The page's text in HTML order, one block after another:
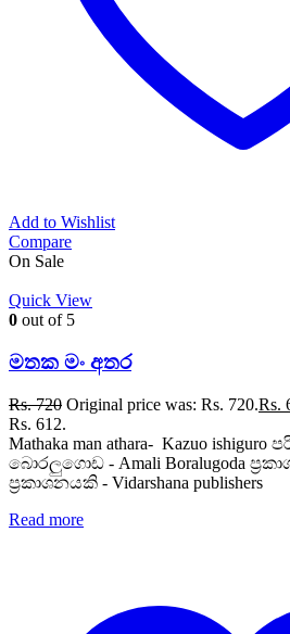
Add to Wishlist
Compare
On Sale
Quick View
0 out of 5
මතක මං අතර
Rs.720 Original price was: Rs. 720.Rs.
Rs. 612.
Mathaka man athara- Kazuo
බොරලුගොඩ - Amali Boralugoda
ප්‍රකාශනයකි - Vidarshana publishers
Read more